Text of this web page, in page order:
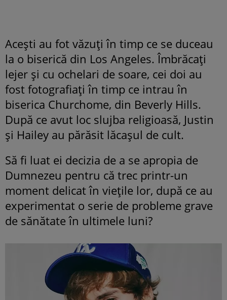
Acești au fot văzuți în timp ce se duceau
la o biserică din Los Angeles. Îmbrăcați
lejer și cu ochelari de soare, cei doi au
fost fotografiați în timp ce intrau în
biserica Churchome, din Beverly Hills.
După ce avut loc slujba religioasă, Justin
și Hailey au părăsit lăcașul de cult.
Să fi luat ei decizia de a se apropia de
Dumnezeu pentru că trec printr-un
moment delicat în viețile lor, după ce au
experimentat o serie de probleme grave
de sănătate în ultimele luni?